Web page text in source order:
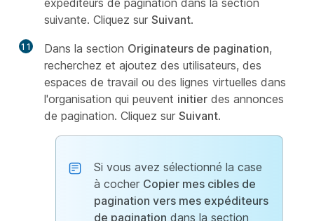
expéditeurs de pagination dans la section
suivante. Cliquez sur Suivant.
11 Dans la section Originateurs de pagination,
recherchez et ajoutez des utilisateurs, des
espaces de travail ou des lignes virtuelles dans
l'organisation qui peuvent initier des annonces
de pagination. Cliquez sur Suivant.
Si vous avez sélectionné la case
à cocher Copier mes cibles de
pagination vers mes expéditeurs
de pagination dans la section